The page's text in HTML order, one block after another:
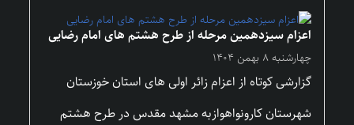
اعزام سیزدهمین مرحله از طرح هشتم های امام رضایی
چهارشنبه ۸ بهمن ۱۴۰۴
گزارشی کوتاه از اعزام زائر اولی های استان خوزستان
شهرستان کارونواهوازبه مشهد مقدس در طرح هشتم